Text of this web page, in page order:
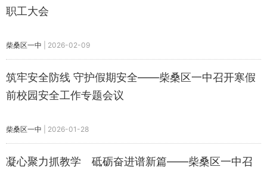
职工大会
柴桑区一中 2026-02-09
筑牢安全防线 守护假期安全——柴桑区一中召开寒假
前校园安全工作专题会议
柴桑区一中 2026-01-28
凝心聚力抓教学 砥砺奋进谱新篇——柴桑区一中召